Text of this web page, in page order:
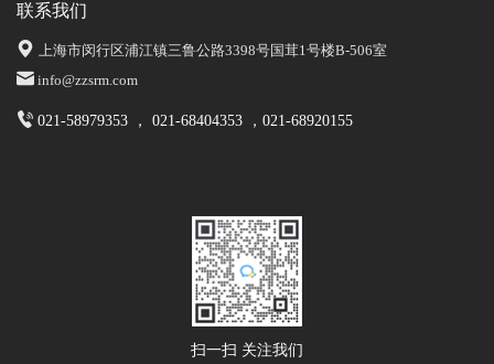
联系我们
上海市闵行区浦江镇三鲁公路3398号国茸1号楼B-506室
info@zzsrm.com
021-58979353 ， 021-68404353 ，021-68920155
扫一扫 关注我们